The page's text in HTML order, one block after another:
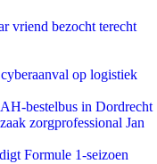
vriend bezocht terecht
op logistiek
bestelbus in Dordrecht
zorgprofessional Jan
Formule 1-seizoen